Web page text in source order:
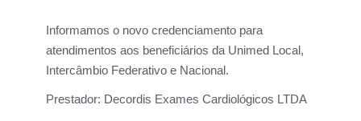
Informamos o novo credenciamento para
atendimentos aos beneficiários da Unimed Local,
Intercâmbio Federativo e Nacional.
Prestador: Decordis Exames Cardiológicos LTDA